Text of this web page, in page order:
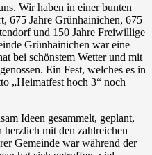
Wir haben in einer bunten
675 Jahre Grünhainichen, 675
und 150 Jahre Freiwillige
Grünhainichen war eine
bei schönstem Wetter und mit
Ein Fest, welches es in
„Heimatfest hoch 3“ noch
Ideen gesammelt, geplant,
mit den zahlreichen
Gemeinde war während der